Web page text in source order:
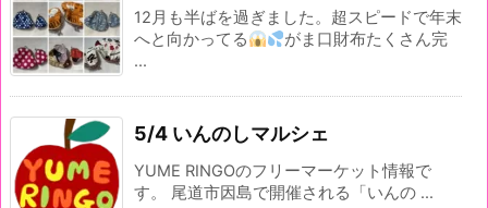
12月も半ばを過ぎました。超スピードで年末
へと向かってる
がま口財布たくさん完
...
5/4 いんのしマルシェ
YUME RINGOのフリーマーケット情報で
す。 尾道市因島で開催される「いんの ...